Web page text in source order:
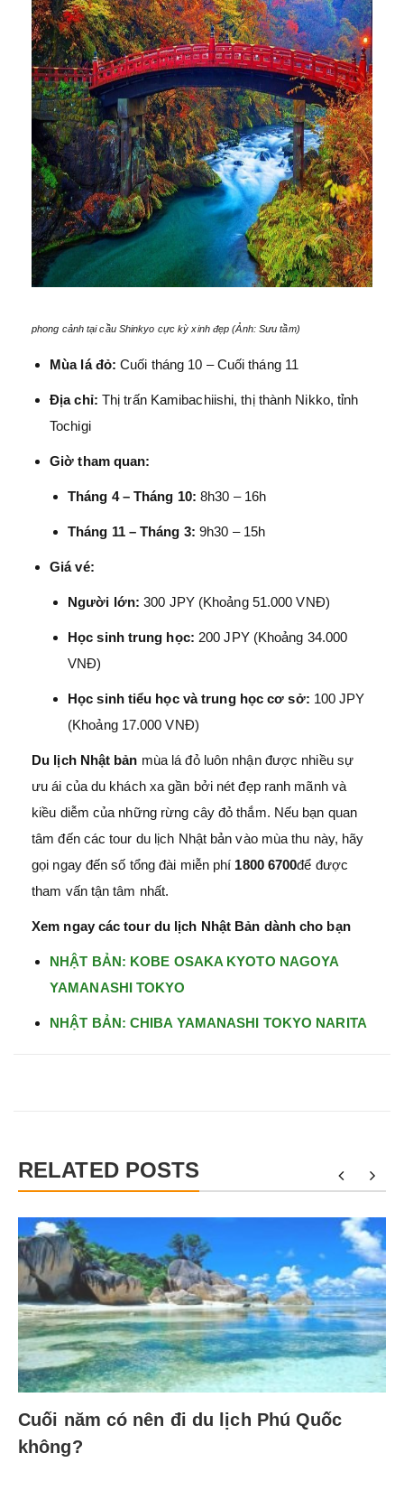
phong cảnh tại cầu Shinkyo cực kỳ xinh đẹp (Ảnh: Sưu tầm)
Mùa lá đỏ: Cuối tháng 10 – Cuối tháng 11
Địa chỉ: Thị trấn Kamibachiishi, thị thành Nikko, tỉnh
Tochigi
Giờ tham quan:
Tháng 4 – Tháng 10: 8h30 – 16h
Tháng 11 – Tháng 3: 9h30 – 15h
Giá vé:
Người lớn: 300 JPY (Khoảng 51.000 VNĐ)
Học sinh trung học: 200 JPY (Khoảng 34.000
VNĐ)
Học sinh tiểu học và trung học cơ sở: 100 JPY
(Khoảng 17.000 VNĐ)
Du lịch Nhật bản mùa lá đỏ luôn nhận được nhiều sự
ưu ái của du khách xa gần bởi nét đẹp ranh mãnh và
kiều diễm của những rừng cây đỏ thắm. Nếu bạn quan
tâm đến các tour du lịch Nhật bản vào mùa thu này, hãy
gọi ngay đến số tổng đài miễn phí 1800 6700để được
tham vấn tận tâm nhất.
Xem ngay các tour du lịch Nhật Bản dành cho bạn
NHẬT BẢN: KOBE OSAKA KYOTO NAGOYA
YAMANASHI TOKYO
NHẬT BẢN: CHIBA YAMANASHI TOKYO NARITA
RELATED POSTS
Cuối năm có nên đi du lịch Phú Quốc
không?